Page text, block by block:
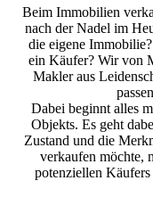
Beim Immobilien
nach der Nadel im
die eigene
ein Käufer? Wir von
Makler aus
Dabei beginnt alles
Objekts. Es geht
Zustand und die
verkaufen möchte,
potenziellen